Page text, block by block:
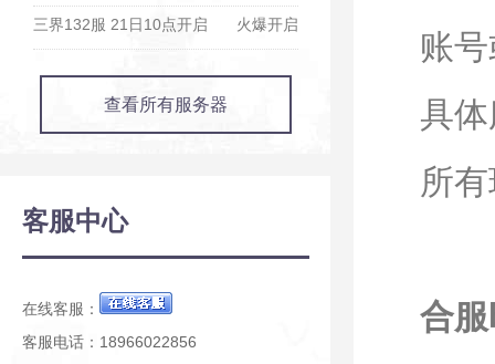
火爆开启
三界132服 21日10点开启
查看所有服务器
客服中心
在线客服：
客服电话：18966022856
账
具
所
合